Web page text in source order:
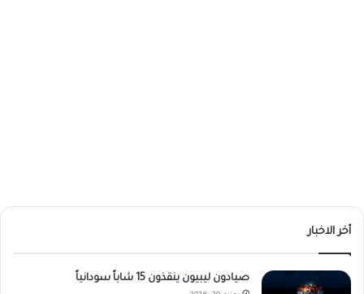
أخر الاخبار
صيادون ليبيون ينقذون 15 شاباً سودانياً